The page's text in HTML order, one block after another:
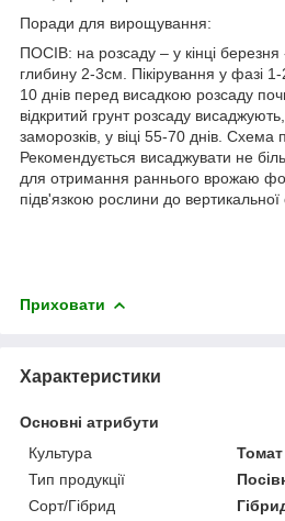
Поради для вирощування:
ПОСІВ: на розсаду – у кінці березня
глибину 2-3см. Пікірування у фазі
10 днів перед висадкою розсаду
відкритий грунт розсаду
заморозків, у віці 55-70 днів. Схема
Рекомендується висаджувати не
для отримання раннього врожаю
підв'язкою рослини до вертикальної
Приховати
Характеристики
Основні атрибути
Культура
Томат
Тип продукції
Сорт/Гібрид